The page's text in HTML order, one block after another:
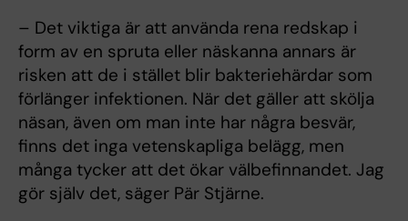
– Det viktiga är att använda rena redskap i
form av en spruta eller näskanna annars är
risken att de i stället blir bakteriehärdar som
förlänger infektionen. När det gäller att skölja
näsan, även om man inte har några besvär,
finns det inga vetenskapliga belägg, men
många tycker att det ökar välbefinnandet. Jag
gör själv det, säger Pär Stjärne.